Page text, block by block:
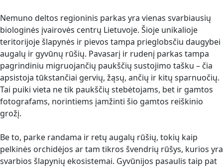
Nemuno deltos regioninis parkas yra vienas svarbiausių
biologinės įvairovės centrų Lietuvoje. Šioje unikalioje
teritorijoje šlapynės ir pievos tampa prieglobsčiu daugybei
augalų ir gyvūnų rūšių. Pavasarį ir rudenį parkas tampa
pagrindiniu migruojančių paukščių sustojimo tašku – čia
apsistoja tūkstančiai gervių, žąsų, ančių ir kitų sparnuočių.
Tai puiki vieta ne tik paukščių stebėtojams, bet ir gamtos
fotografams, norintiems įamžinti šio gamtos reiškinio
grožį.
Be to, parke randama ir retų augalų rūšių, tokių kaip
pelkinės orchidėjos ar tam tikros švendrių rūšys, kurios yra
svarbios šlapynių ekosistemai. Gyvūnijos pasaulis taip pat